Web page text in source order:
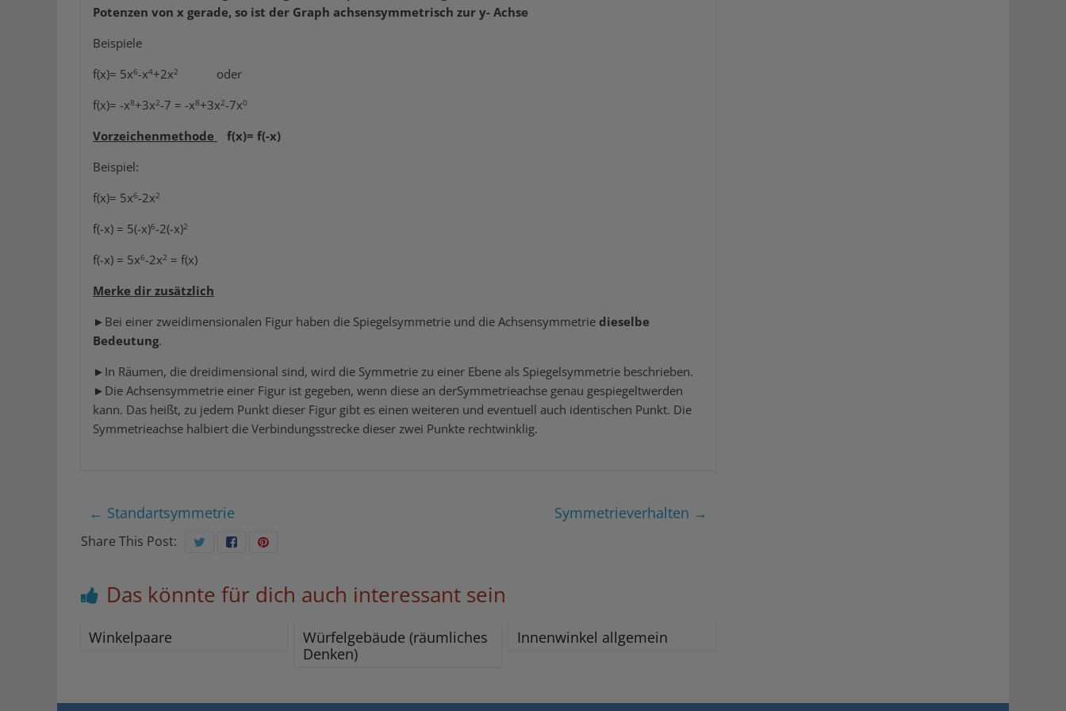
Potenzen von x gerade, so ist der Graph achsensymmetrisch zur y- Achse
Beispiele
f(x)= 5x6-x4+2x2
oder
f(x)= -x8+3x2-7 = -x8+3x2-7x0
Vorzeichenmethode
f(x)= f(-x)
Beispiel:
f(x)= 5x6-2x2
f(-x) = 5(-x)6-2(-x)2
f(-x) = 5x6-2x2 = f(x)
Merke dir zusätzlich
►Bei einer zweidimensionalen Figur haben die Spiegelsymmetrie und die Achsensymmetrie dieselbe
Bedeutung.
►In Räumen, die dreidimensional sind, wird die Symmetrie zu einer Ebene als Spiegelsymmetrie beschrieben.
►Die Achsensymmetrie einer Figur ist gegeben, wenn diese an derSymmetrieachse genau gespiegeltwerden
kann. Das heißt, zu jedem Punkt dieser Figur gibt es einen weiteren und eventuell auch identischen Punkt. Die
Symmetrieachse halbiert die Verbindungsstrecke dieser zwei Punkte rechtwinklig.
← Standartsymmetrie Symmetrieverhalten →
Share This Post:
Das könnte für dich auch interessant sein
Winkelpaare
Würfelgebäude (räumliches
Denken)
Innenwinkel allgemein